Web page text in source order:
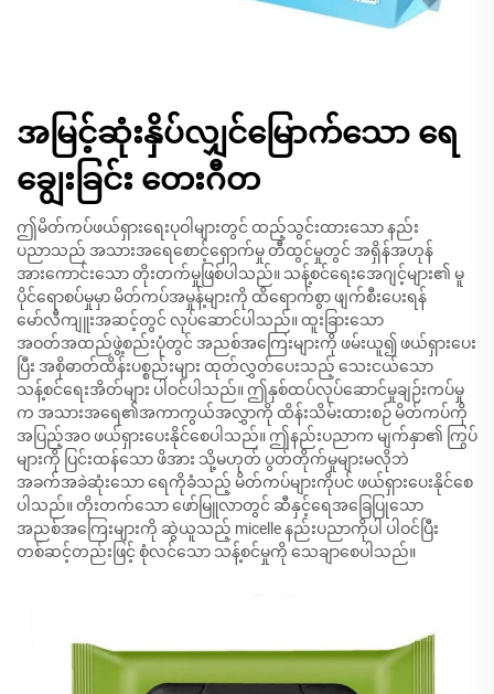
အမြင့်ဆုံးနှိပ်လျှင်မြောက်သော ရေ
ချွေးခြင်း တေးဂီတ
ဤမိတ်ကပ်ဖယ်ရှားရေးပုဝါများတွင် ထည့်သွင်းထားသော နည်း
ပညာသည် အသားအရေစောင့်ရှောက်မှု တီထွင်မှုတွင် အရှိန်အဟုန်
အားကောင်းသော တိုးတက်မှုဖြစ်ပါသည်။ သန့်စင်ရေးအေဂျင့်များ၏ မူ
ပိုင်ရောစပ်မှုမှာ မိတ်ကပ်အမှုန့်များကို ထိရောက်စွာ ဖျက်စီးပေးရန်
မော်လီကျူးအဆင့်တွင် လုပ်ဆောင်ပါသည်။ ထူးခြားသော
အဝတ်အထည်ဖွဲ့စည်းပုံတွင် အညစ်အကြေးများကို ဖမ်းယူ၍ ဖယ်ရှားပေး
ပြီး အစိုဓာတ်ထိန်းပစ္စည်းများ ထုတ်လွှတ်ပေးသည့် သေးငယ်သော
သန့်စင်ရေးအိတ်များ ပါဝင်ပါသည်။ ဤနှစ်ထပ်လုပ်ဆောင်မှုချဉ်းကပ်မှု
က အသားအရေ၏အကာကွယ်အလွှာကို ထိန်းသိမ်းထားစဉ် မိတ်ကပ်ကို
အပြည့်အဝ ဖယ်ရှားပေးနိုင်စေပါသည်။ ဤနည်းပညာက မျက်နှာ၏ ကြွပ်
များကို ပြင်းထန်သော ဖိအား သို့မဟုတ် ပွတ်တိုက်မှုများမလိုဘဲ
အခက်အခဲဆုံးသော ရေကိုခံသည့် မိတ်ကပ်များကိုပင် ဖယ်ရှားပေးနိုင်စေ
ပါသည်။ တိုးတက်သော ဖော်မြူလာတွင် ဆီနှင့်ရေအခြေပြုသော
အညစ်အကြေးများကို ဆွဲယူသည့် micelle နည်းပညာကိုပါ ပါဝင်ပြီး
တစ်ဆင့်တည်းဖြင့် စုံလင်သော သန့်စင်မှုကို သေချာစေပါသည်။